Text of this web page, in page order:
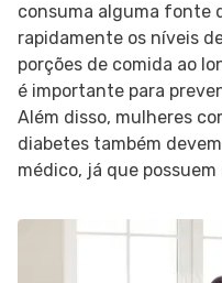
consuma alguma fonte
rapidamente os níveis
porções de comida ao
é importante para
Além disso, mulheres
diabetes também
médico, já que